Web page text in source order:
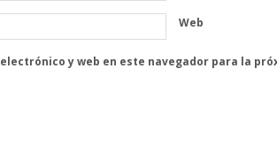
Web
y web en este navegador para la